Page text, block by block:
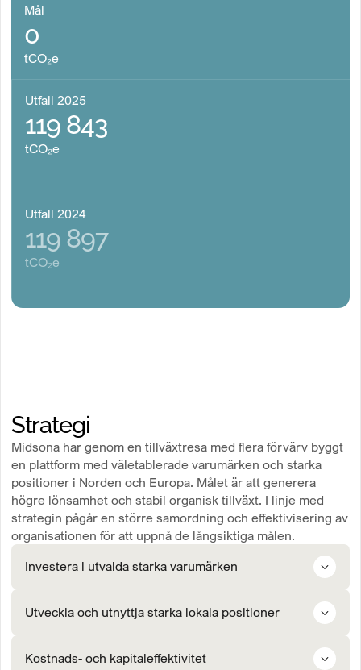
Mål
0
tCO₂e
Utfall 2025
119 843
tCO₂e
Utfall 2024
119 897
tCO₂e
Strategi
Midsona har genom en tillväxtresa med flera förvärv byggt
en plattform med väletablerade varumärken och starka
positioner i Norden och Europa. Målet är att generera
högre lönsamhet och stabil organisk tillväxt. I linje med
strategin pågår en större samordning och effektivisering av
organisationen för att uppnå de långsiktiga målen.
Investera i utvalda starka varumärken
innebär att prioritera och investera i utvalda starka varumärken som
har potential att bli marknadsledande och därigenom skapa
Utveckla och utnyttja starka lokala positioner
vinna kundernas och konsumenternas förtroende inom
Kostnads- och kapitaleffektivitet